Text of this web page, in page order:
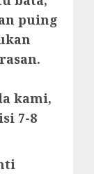
puing
kami,
7-8